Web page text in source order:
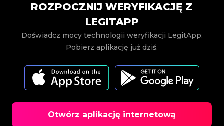
ROZPOCZNIJ WERYFIKACJĘ Z
LEGITAPP
Doświadcz mocy technologii weryfikacji LegitApp.
Pobierz aplikację już dziś.
Otwórz aplikację internetową